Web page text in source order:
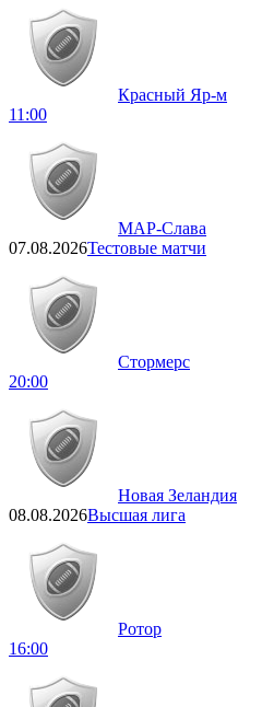
Красный Яр-м
11:00
МАР-Слава
07.08.2026Тестовые матчи
Стормерс
20:00
Новая Зеландия
08.08.2026Высшая лига
Ротор
16:00